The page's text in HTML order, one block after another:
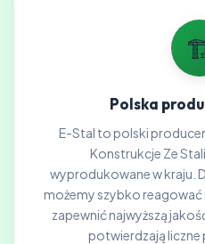
Polska
E-Stal to polski
Konstrukcje Ze
wyprodukowane w kraju.
możemy szybko
zapewnić najwyższą
potwierdzają liczne